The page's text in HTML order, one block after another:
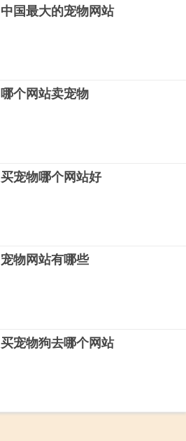
中国最大的宠物网站
哪个网站卖宠物
买宠物哪个网站好
宠物网站有哪些
买宠物狗去哪个网站